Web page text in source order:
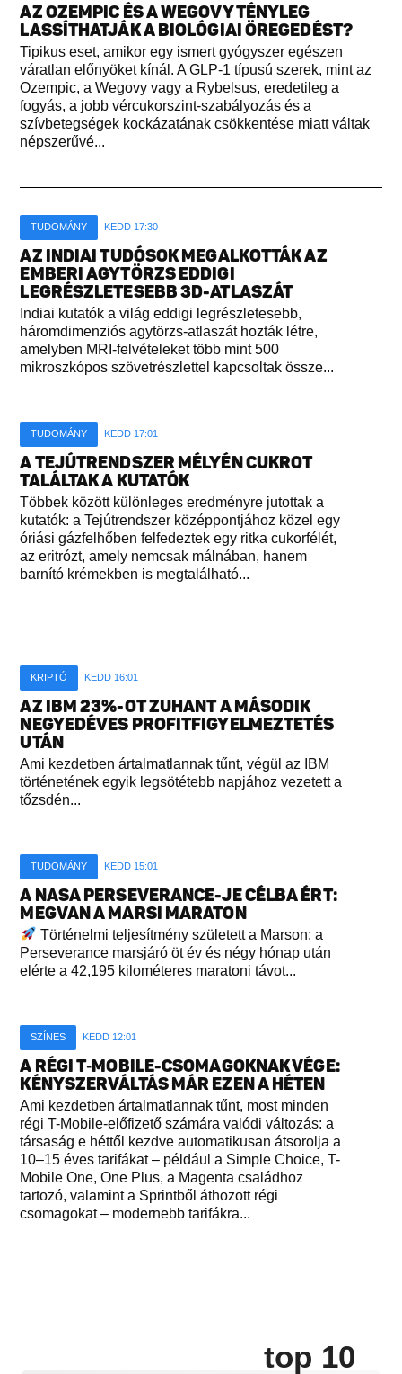
AZ OZEMPIC ÉS A WEGOVY TÉNYLEG
LASSÍTHATJÁK A BIOLÓGIAI ÖREGEDÉST?
Tipikus eset, amikor egy ismert gyógyszer egészen
váratlan előnyöket kínál. A GLP-1 típusú szerek, mint az
Ozempic, a Wegovy vagy a Rybelsus, eredetileg a
fogyás, a jobb vércukorszint-szabályozás és a
szívbetegségek kockázatának csökkentése miatt váltak
népszerűvé...
TUDOMÁNY KEDD 17:30
AZ INDIAI TUDÓSOK MEGALKOTTÁK AZ
EMBERI AGYTÖRZS EDDIGI
LEGRÉSZLETESEBB 3D-ATLASZÁT
Indiai kutatók a világ eddigi legrészletesebb,
háromdimenziós agytörzs-atlaszát hozták létre,
amelyben MRI-felvételeket több mint 500
mikroszkópos szövetrészlettel kapcsoltak össze...
TUDOMÁNY KEDD 17:01
A TEJÚTRENDSZER MÉLYÉN CUKROT
TALÁLTAK A KUTATÓK
Többek között különleges eredményre jutottak a
kutatók: a Tejútrendszer középpontjához közel egy
óriási gázfelhőben felfedeztek egy ritka cukorfélét,
az eritrózt, amely nemcsak málnában, hanem
barnító krémekben is megtalálható...
KRIPTÓ KEDD 16:01
AZ IBM 23%-OT ZUHANT A MÁSODIK
NEGYEDÉVES PROFITFIGYELMEZTETÉS
UTÁN
Ami kezdetben ártalmatlannak tűnt, végül az IBM
történetének egyik legsötétebb napjához vezetett a
tőzsdén...
TUDOMÁNY KEDD 15:01
A NASA PERSEVERANCE-JE CÉLBA ÉRT:
MEGVAN A MARSI MARATON
Történelmi teljesítmény született a Marson: a
Perseverance marsjáró öt év és négy hónap után
elérte a 42,195 kilométeres maratoni távot...
SZÍNES KEDD 12:01
A RÉGI T‑MOBILE-CSOMAGOKNAK VÉGE:
KÉNYSZERVÁLTÁS MÁR EZEN A HÉTEN
Ami kezdetben ártalmatlannak tűnt, most minden
régi T-Mobile-előfizető számára valódi változás: a
társaság e héttől kezdve automatikusan átsorolja a
10–15 éves tarifákat – például a Simple Choice, T-
Mobile One, One Plus, a Magenta családhoz
tartozó, valamint a Sprintből áthozott régi
csomagokat – modernebb tarifákra...
top 10